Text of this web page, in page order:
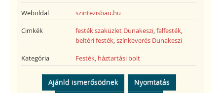
Weboldal szintezisbau.hu
Cimkék festék szaküzlet Dunakeszi,falfesték,
beltéri festék,színkeverés Dunakeszi
Kategória Festék, háztartási bolt
Ajánld ismerősödnek
Nyomtatás